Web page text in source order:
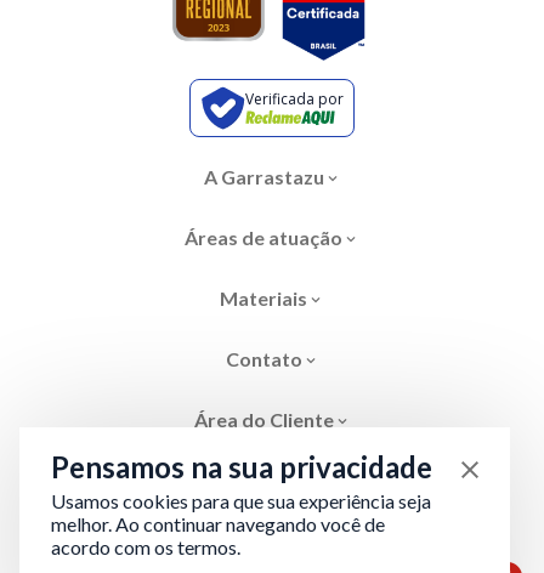
Verificada por
A Garrastazu
Áreas de atuação
Materiais
Contato
Área do Cliente
Pensamos na sua privacidade
Usamos cookies para que sua experiência seja
melhor. Ao continuar navegando você de
acordo com os termos.